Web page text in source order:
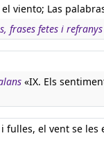
viento; Las
frases fetes i
«IX. Els
fulles, el vent se